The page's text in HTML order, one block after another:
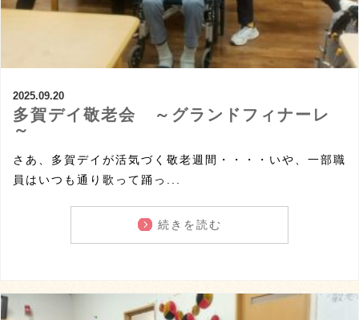
2025.09.20
多賀デイ敬老会 ～グランドフィナーレ
～
さあ、多賀デイが活気づく敬老週間・・・・いや、一部職
員はいつも通り歌って踊っ...
続きを読む